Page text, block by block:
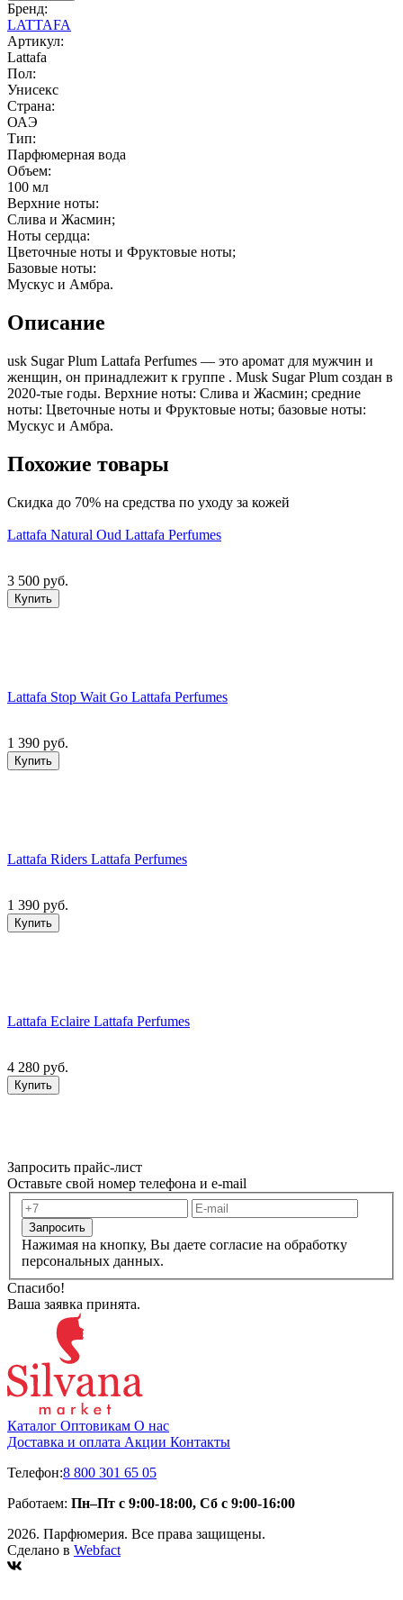
Бренд:
LATTAFA
Артикул:
Lattafa
Пол:
Унисекс
Страна:
ОАЭ
Тип:
Парфюмерная вода
Объем:
100 мл
Верхние ноты:
Слива и Жасмин;
Ноты сердца:
Цветочные ноты и Фруктовые ноты;
Базовые ноты:
Мускус и Амбра.
Описание
usk Sugar Plum Lattafa Perfumes — это аромат для мужчин и
женщин, он принадлежит к группе . Musk Sugar Plum создан в
2020-тые годы. Верхние ноты: Слива и Жасмин; средние
ноты: Цветочные ноты и Фруктовые ноты; базовые ноты:
Мускус и Амбра.
Похожие товары
Скидка до 70% на средства по уходу за кожей
Lattafa Natural Oud Lattafa Perfumes
3 500 руб.
Купить
Lattafa Stop Wait Go Lattafa Perfumes
1 390 руб.
Купить
Lattafa Riders Lattafa Perfumes
1 390 руб.
Купить
Lattafa Eclaire Lattafa Perfumes
4 280 руб.
Купить
Запросить прайс-лист
Оставьте свой номер телефона и e-mail
Запросить
Нажимая на кнопку, Вы даете согласие на обработку
персональных данных.
Спасибо!
Ваша заявка принята.
Каталог Оптовикам О нас
Доставка и оплата Акции Контакты
Телефон:8 800 301 65 05
Работаем: Пн–Пт с 9:00-18:00, Сб с 9:00-16:00
2026. Парфюмерия. Все права защищены.
Сделано в Webfact